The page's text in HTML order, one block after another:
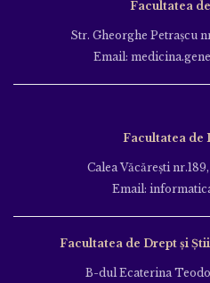
Facultatea
Str. Gheorghe Petraşcu
Email:
Facultatea de
Calea Văcăreşti
Email:
Facultatea de Drept și
B-dul Ecaterina